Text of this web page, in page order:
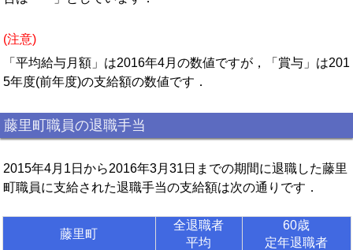
(注意)
「平均給与月額」は2016年4月の数値ですが，「賞与」は201
5年度(前年度)の支給額の数値です．
藤里町職員の退職手当
2015年4月1日から2016年3月31日までの期間に退職した藤里
町職員に支給された退職手当の支給額は次の通りです．
藤里町
全退職者
平均
60歳
定年退職者